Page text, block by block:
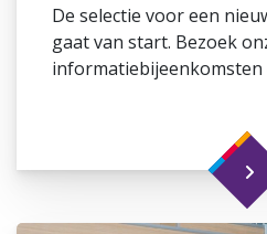
De selectie voor een
gaat van start. Bezoek
informatiebijeenkomsten